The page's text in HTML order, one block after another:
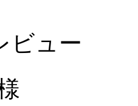
ビュー